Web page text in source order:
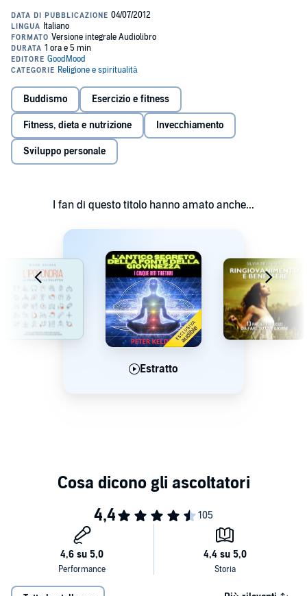
'eterna giovinezza con I 5 Tibetani.©2012 Silvia Brunasti (P)2012
GOODmood
Buddismo Esercizio e fitness
Fitness, dieta e nutrizione Invecchiamento
Sviluppo personale
I fan di questo titolo hanno amato anche...
Estratto